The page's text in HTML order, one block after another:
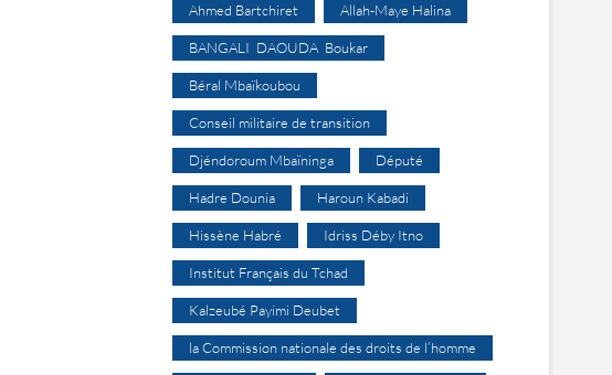
Ahmed Bartchiret Allah-Maye Halina
BANGALI DAOUDA Boukar
Béral Mbaïkoubou
Conseil militaire de transition
Djéndoroum Mbaïninga Député
Hadre Dounia Haroun Kabadi
Hissène Habré Idriss Déby Itno
Institut Français du Tchad
Kalzeubé Payimi Deubet
la Commission nationale des droits de l’homme